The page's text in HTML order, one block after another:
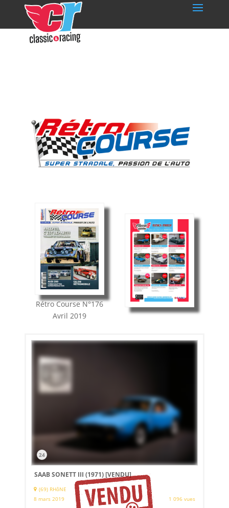
Rétro CourseN°176
Avril 2019
24
SAAB SONETT III (1971)[VENDU]
(69) RHôNE
8 mars 2019
1 096 vues